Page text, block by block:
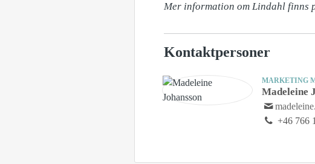
Mer information om Lindahl finns
Kontaktpersoner
MARKETING
Madeleine
+46 766